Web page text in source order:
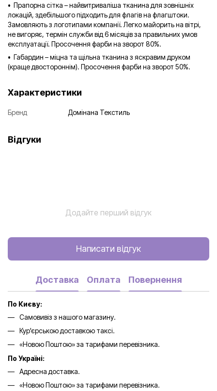
• Прапорна сітка – найвитриваліша тканина для зовнішніх
локацій, здебільшого підходить для флагів на флагштоки.
Замовляють з логотипами компанії. Легко майорить на вітрі,
не вигоряє, термін служби від 6 місяців за правильних умов
експлуатації. Просочення фарби на зворот 80%.
• Габардин – міцна та щільна тканина з яскравим друком
(краще двостороннім). Просочення фарби на зворот 50%.
Характеристики
Бренд Домінана Текстиль
Відгуки
Додайте перший відгук
Написати відгук
Доставка Оплата Повернення
По Києву:
Самовивіз з нашого магазину.
Кур'єрською доставкою таксі.
«Новою Поштою» за тарифами перевізника.
По Україні:
Адресна доставка.
«Новою Поштою» за тарифами перевізника.